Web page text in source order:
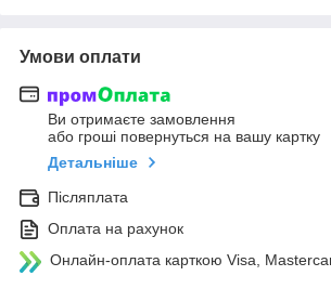
Умови оплати
Ви отримаєте замовлення
або гроші повернуться на вашу картку
Детальніше
Післяплата
Оплата на рахунок
Онлайн-оплата карткою Visa,